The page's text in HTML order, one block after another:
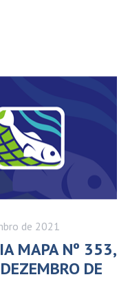
de 2021
MAPA Nº 353,
DE